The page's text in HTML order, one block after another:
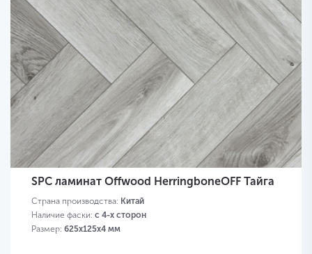
SPC ламинат Offwood HerringboneOFF Тайга
Страна производства: Китай
Наличие фаски: с 4-х сторон
Размер: 625х125х4 мм